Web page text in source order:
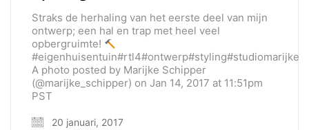
Straks de herhaling van het eerste deel van mijn
ontwerp; een hal en trap met heel veel
opbergruimte!
A photo posted by Marijke Schipper
(@marijke_schipper) on Jan 14, 2017 at 11:51pm
PST
20 januari, 2017